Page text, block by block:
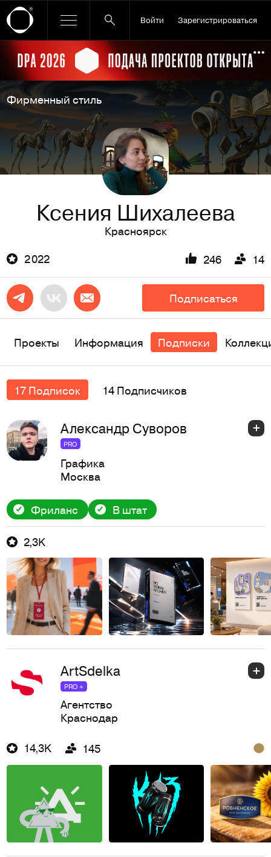
Войти Зарегистрироваться
Ссылка баннера
Фирменный стиль
Ксения Шихалеева
Красноярск
2 022
246 14
Подписаться
Проекты Информация Подписки
17 Подписок 14 Подписчиков
Александр Суворов
PRO
Графика
Москва
Фриланс В штат
2,3K
ArtSdelka
PRO +
Агентство
Краснодар
14,3K 145